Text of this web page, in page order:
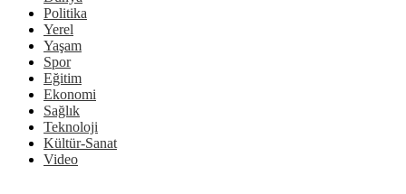
Politika
Yerel
Yaşam
Spor
Eğitim
Ekonomi
Sağlık
Teknoloji
Kültür-Sanat
Video